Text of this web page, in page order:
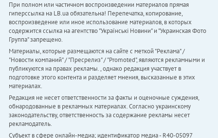
При полном или частичном воспроизведении материалов прямая
гиперссылка на LB.ua обязательна! Перепечатка, копирование,
воспроизведение или иное использование материалов, в которых
содержится ссылка на агентство "Українськi Новини" и "Украинская Фото
Группа" запрещено.
Материалы, которые размещаются на сайте с меткой "Реклама" /
"Новости компаний" / "Пресрелиз" / "Promoted", являются рекламными и
публикуются на правах рекламы. , однако редакция участвует в
подготовке этого контента и разделяет мнения, высказанные в этих
материалах.
Редакция не несет ответственности за факты и оценочные суждения,
обнародованные в рекламных материалах. Согласно украинскому
законодательству, ответственность за содержание рекламы несет
рекламодатель.
Субъект в сфере онлайн-медиа; идентификатор медиа - R40-05097